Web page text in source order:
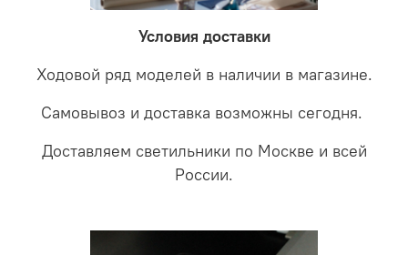
забудете что такое тусклость и недостаток освещения.
Условия доставки
Ходовой ряд моделей в наличии в магазине.
Самовывоз и доставка возможны сегодня.
Доставляем светильники по Москве и всей
России.